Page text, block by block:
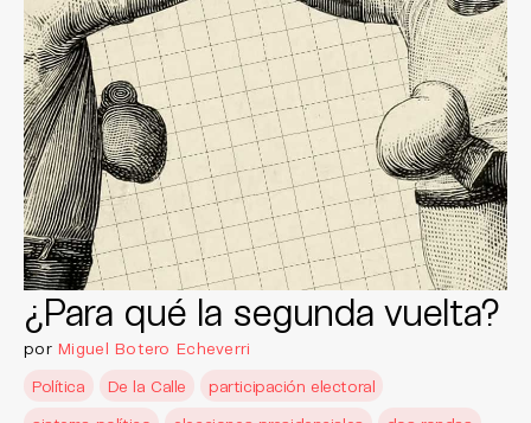
¿Para qué la segunda vuelta?
por Miguel Botero Echeverri
Política
De la Calle
participación electoral